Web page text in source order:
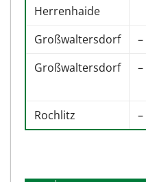
Herrenhaide
Großwaltersdorf –
Großwaltersdorf
–
Rochlitz –